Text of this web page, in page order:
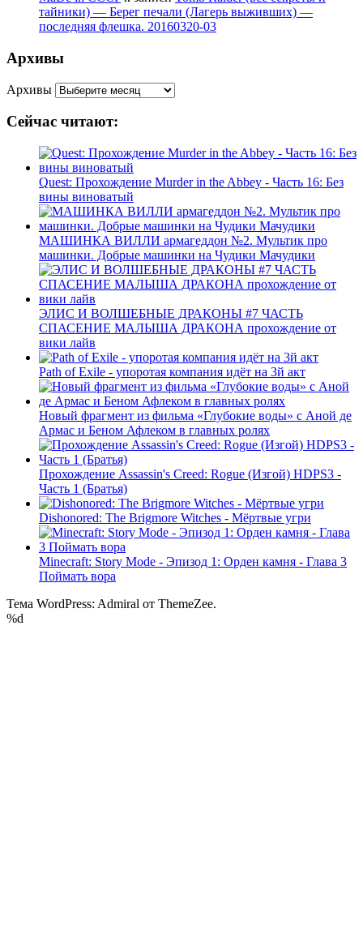
тайники) — Берег печали (Лагерь выживших) —
последняя флешка. 20160320-03
Архивы
Архивы
Сейчас читают:
Quest: Прохождение Murder in the Abbey - Часть 16: Без
вины виноватый
МАШИНКА ВИЛЛИ армагеддон №2. Мультик про
машинки. Добрые машинки на Чудики Мачудики
ЭЛИС И ВОЛШЕБНЫЕ ДРАКОНЫ #7 ЧАСТЬ
СПАСЕНИЕ МАЛЫША ДРАКОНА прохождение от
вики лайв
Path of Exile - упоротая компания идёт на 3й акт
Новый фрагмент из фильма «Глубокие воды» с Аной де
Армас и Беном Афлеком в главных ролях
Прохождение Assassin's Creed: Rogue (Изгой) HDPS3 -
Часть 1 (Братья)
Dishonored: The Brigmore Witches - Мёртвые угри
Minecraft: Story Mode - Эпизод 1: Орден камня - Глава 3
Поймать вора
Тема WordPress: Admiral от ThemeZee.
%d